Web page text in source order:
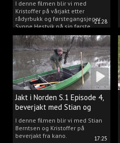
21:28
I denne filmen blir vi med
Kristoffer på vårjakt etter
rådyrbukk og førstegangsjeger
Synne Hestvik på sin første
beverjakt.
17:25
Jakt i Norden S.1 Episode 4,
beverjakt med Stian og
Kristoffer
I denne filmen blir vi med Stian
Berntsen og Kristoffer på
beverjakt fra kano.